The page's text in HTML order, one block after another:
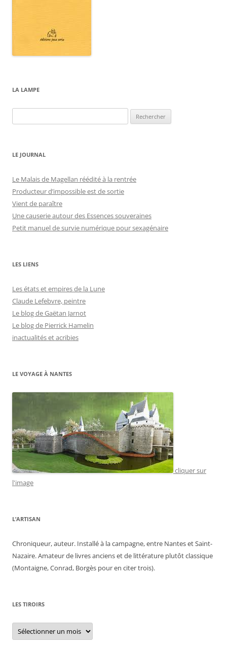
LA LAMPE
LE JOURNAL
Le Malais de Magellan réédité à la rentrée
Producteur d’impossible est de sortie
Vient de paraître
Une causerie autour des Essences souveraines
Petit manuel de survie numérique pour sexagénaire
LES LIENS
Les états et empires de la Lune
Claude Lefebvre, peintre
Le blog de Gaëtan Jarnot
Le blog de Pierrick Hamelin
inactualités et acribies
LE VOYAGE À NANTES
cliquer sur
l'image
L’ARTISAN
Chroniqueur, auteur. Installé à la campagne, entre Nantes et Saint-
Nazaire. Amateur de livres anciens et de littérature plutôt classique
(Montaigne, Conrad, Borgès pour en citer trois).
LES TIROIRS
Les
tiroirs